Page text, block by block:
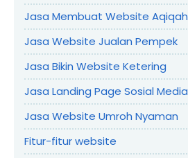
Jasa Membuat Website Aqiqah
Jasa Website Jualan Pempek
Jasa Bikin Website Ketering
Jasa Landing Page Sosial Media
Jasa Website Umroh Nyaman
Fitur-fitur website